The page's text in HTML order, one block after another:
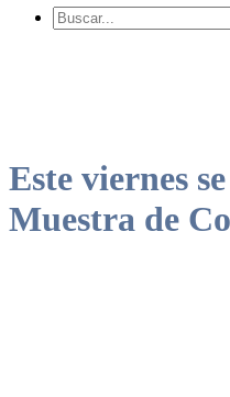
Este viernes
Muestra de